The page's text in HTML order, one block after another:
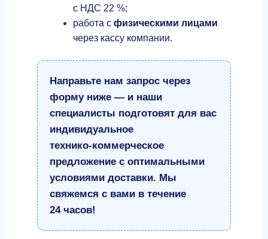
с НДС 22 %;
работа с физическими лицами
через кассу компании.
Направьте нам запрос через
форму ниже — и наши
специалисты подготовят для вас
индивидуальное
технико‑коммерческое
предложение с оптимальными
условиями доставки. Мы
свяжемся с вами в течение
24 часов!